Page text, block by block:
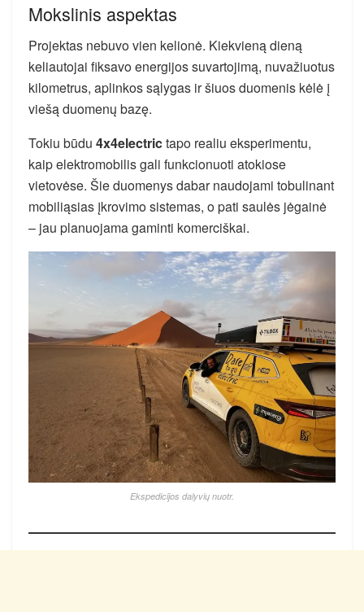
Mokslinis aspektas
Projektas nebuvo vien kelionė. Kiekvieną dieną
keliautojai fiksavo energijos suvartojimą, nuvažiuotus
kilometrus, aplinkos sąlygas ir šiuos duomenis kėlė į
viešą duomenų bazę.
Tokiu būdu 4x4electrictapo realiu eksperimentu,
kaip elektromobilis gali funkcionuoti atokiose
vietovėse. Šie duomenys dabar naudojami tobulinant
mobiliąsias įkrovimo sistemas, o pati saulės jėgainė
– jau planuojama gaminti komerciškai.
Ekspedicijos dalyvių nuotr.